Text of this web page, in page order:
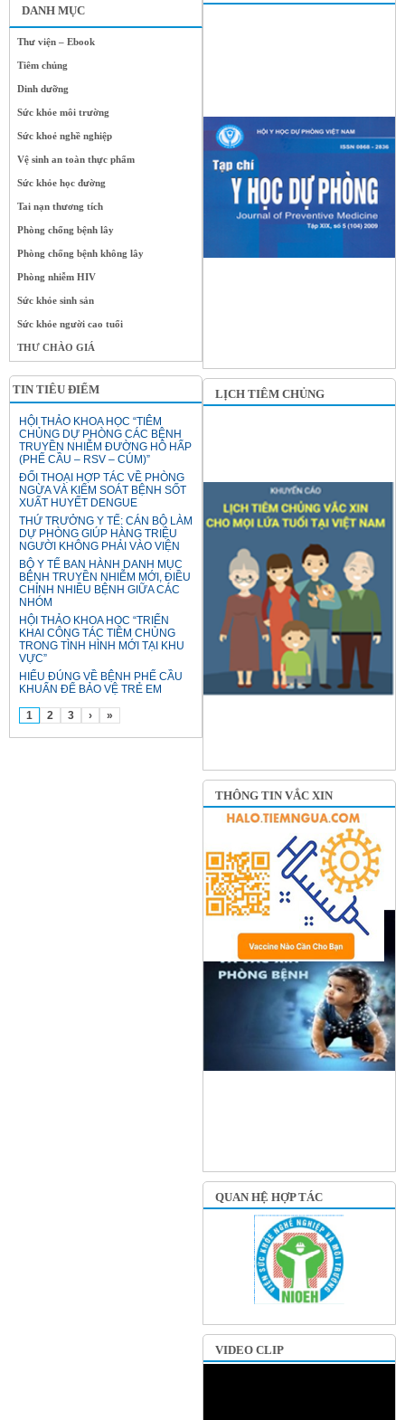
DANH MỤC
Thư viện – Ebook
Tiêm chủng
Dinh dưỡng
Sức khỏe môi trường
Sức khoẻ nghề nghiệp
Vệ sinh an toàn thực phẩm
Sức khỏe học đường
Tai nạn thương tích
Phòng chống bệnh lây
Phòng chống bệnh không lây
Phòng nhiễm HIV
Sức khỏe sinh sản
Sức khỏe người cao tuổi
THƯ CHÀO GIÁ
TIN TIÊU ĐIỂM
HỘI THẢO KHOA HỌC “TIÊM
CHỦNG DỰ PHÒNG CÁC BỆNH
TRUYỀN NHIỄM ĐƯỜNG HÔ HẤP
(PHẾ CẦU – RSV – CÚM)”
ĐỐI THOẠI HỢP TÁC VỀ PHÒNG
NGỪA VÀ KIỂM SOÁT BỆNH SỐT
XUẤT HUYẾT DENGUE
THỨ TRƯỞNG Y TẾ: CÁN BỘ LÀM
DỰ PHÒNG GIÚP HÀNG TRIỆU
NGƯỜI KHÔNG PHẢI VÀO VIỆN
BỘ Y TẾ BAN HÀNH DANH MỤC
BỆNH TRUYỀN NHIỄM MỚI, ĐIỀU
CHỈNH NHIỀU BỆNH GIỮA CÁC
NHÓM
HỘI THẢO KHOA HỌC “TRIỂN
KHAI CÔNG TÁC TIÊM CHỦNG
TRONG TÌNH HÌNH MỚI TẠI KHU
VỰC”
HIỂU ĐÚNG VỀ BỆNH PHẾ CẦU
KHUẨN ĐỂ BẢO VỆ TRẺ EM
1 2 3 › »
LỊCH TIÊM CHỦNG
THÔNG TIN VẮC XIN
QUAN HỆ HỢP TÁC
VIDEO CLIP